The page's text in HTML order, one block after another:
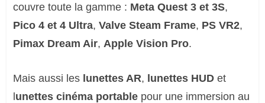
couvre toute la gamme : Meta Quest 3 et 3S,
Pico 4 et 4 Ultra, Valve Steam Frame, PS VR2,
Pimax Dream Air, Apple Vision Pro.
Mais aussi les lunettes AR, lunettes HUDet
lunettes cinéma portablepour une immersion au